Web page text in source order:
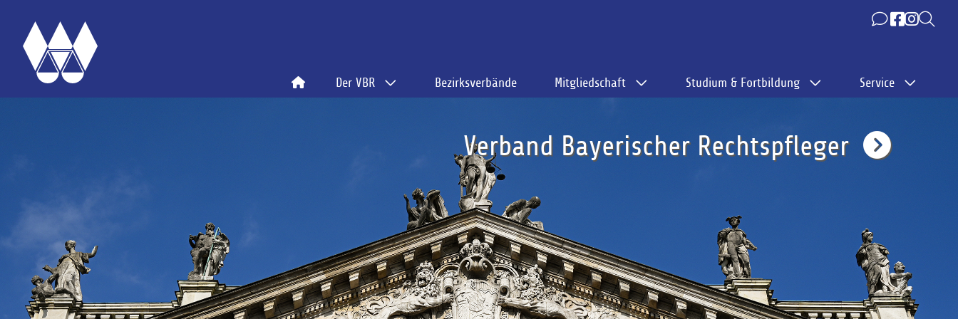
Der VBR Bezirksverbände Mitgliedschaft Studium & Fortbildung Service
Verband Bayerischer Rechtspfleger